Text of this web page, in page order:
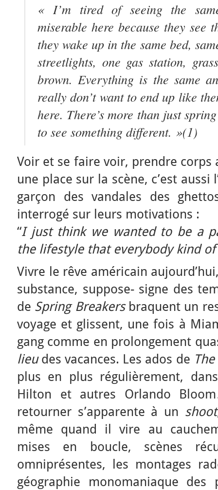
« I’m tired of seeing the
miserable here because they see
they wake up in the same bed,
streetlights, one gas station,
brown. Everything is the same
really don’t want to end up like
here. There’s more than just
to see something different. »(1)
Voir et se faire voir, prendre corps
une place sur la scène, c’est
garçon des vandales des
interrogé sur leurs motivations :
“I just think we wanted to be a
the lifestyle that everybody kind of
Vivre le rêve américain
substance, suppose- signe des
de Spring Breakers braquent un
voyage et glissent, une fois à
gang comme en prolongement
lieudes vacances. Les ados de
plus en plus régulièrement,
Hilton et autres Orlando
retourner s’apparente à un shoot
même quand il vire au
mises en boucle, scènes
omniprésentes, les montages
géographie monomaniaque des